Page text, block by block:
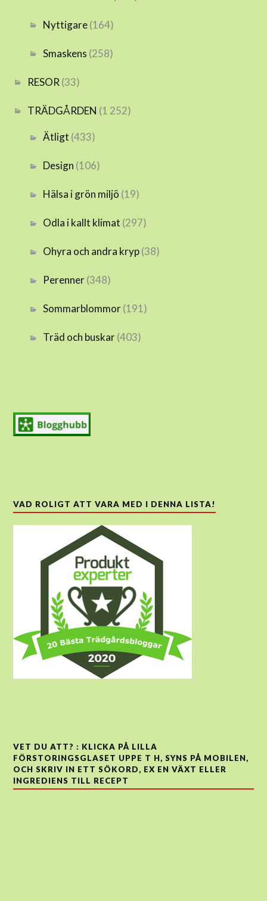
Nyttigare(164)
Smaskens (258)
RESOR (33)
TRÄDGÅRDEN (1 252)
Ätligt (433)
Design (106)
Hälsa i grön miljö (19)
Odla i kallt klimat (297)
Ohyra och andra kryp(38)
Perenner(348)
Sommarblommor(191)
Träd och buskar(403)
VAD ROLIGT ATT VARA MED I DENNA LISTA!
VET DU ATT? : KLICKA PÅ LILLA
FÖRSTORINGSGLASET UPPE T H, SYNS PÅ MOBILEN,
OCH SKRIV IN ETT SÖKORD, EX EN VÄXT ELLER
INGREDIENS TILL RECEPT